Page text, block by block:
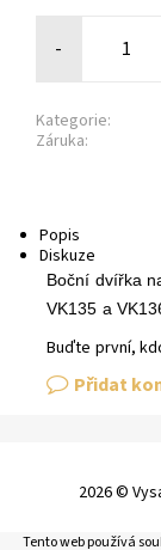
-
Kategorie:
Záruka:
Popis
Diskuze
Boční dvířka
VK135 a
Buďte první,
Přidat
2026 ©
Tento web používá